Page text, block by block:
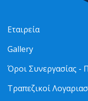
Εταιρεία
Gallery
Όροι Συνεργασίας -
Τραπεζικοί